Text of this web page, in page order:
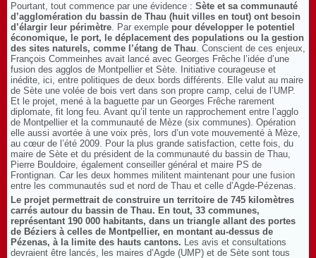
Pourtant, tout commence par une évidence : Sète et sa communauté
d’agglomération du bassin de Thau (huit villes en tout) ont besoin
d’élargir leur périmètre. Par exemple pour développer le potentiel
économique, le port, le déplacement des populations ou la gestion
des sites naturels, comme l’étang de Thau. Conscient de ces enjeux,
François Commeinhes avait lancé avec Georges Frêche l’idée d’une
fusion des agglos de Montpellier et Sète. Initiative courageuse et
inédite, ici, entre politiques de deux bords différents. Elle valut au maire
de Sète une volée de bois vert dans son propre camp, celui de l’UMP.
Et le projet, mené à la baguette par un Georges Frêche rarement
diplomate, fit long feu. Avant qu’il tente un rapprochement entre l’agglo
de Montpellier et la communauté de Mèze (six communes). Opération
elle aussi avortée à une voix près, lors d’un vote mouvementé à Mèze,
au cœur de l’été 2009. Pour la plus grande satisfaction, cette fois, du
maire de Sète et du président de la communauté du bassin de Thau,
Pierre Bouldoire, également conseiller général et maire PS de
Frontignan. Car les deux hommes militent maintenant pour une fusion
entre les communautés sud et nord de Thau et celle d’Agde-Pézenas.
Le projet permettrait de construire un territoire de 745 kilomètres
carrés autour du bassin de Thau. En tout, 33 communes,
représentant 190 000 habitants, dans un triangle allant des portes
de Béziers à celles de Montpellier, en montant au-dessus de
Pézenas, à la limite des hauts cantons. Les avis et consultations
devraient être lancés, les maires d’Agde (UMP) et de Sète sont tous